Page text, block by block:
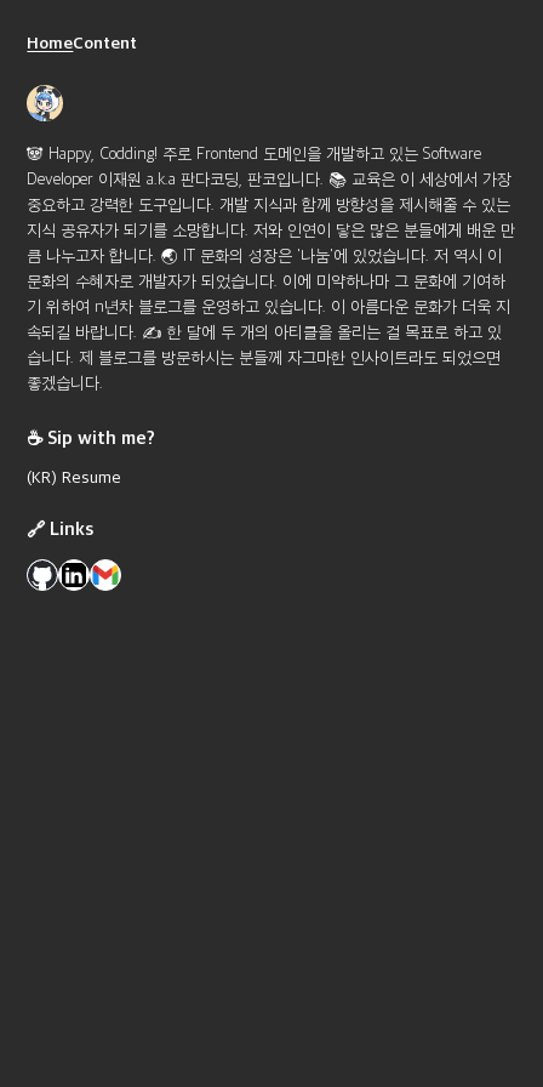
HomeContent
🐼 Happy, Codding! 주로 Frontend 도메인을 개발하고 있는 Software
Developer 이재원 a.k.a 판다코딩, 판코입니다. 📚 교육은 이 세상에서 가장
중요하고 강력한 도구입니다. 개발 지식과 함께 방향성을 제시해줄 수 있는
지식 공유자가 되기를 소망합니다. 저와 인연이 닿은 많은 분들에게 배운 만
큼 나누고자 합니다. 🌏 IT 문화의 성장은 '나눔'에 있었습니다. 저 역시 이
문화의 수혜자로 개발자가 되었습니다. 이에 미약하나마 그 문화에 기여하
기 위하여 n년차 블로그를 운영하고 있습니다. 이 아름다운 문화가 더욱 지
속되길 바랍니다. ✍️ 한 달에 두 개의 아티클을 올리는 걸 목표로 하고 있
습니다. 제 블로그를 방문하시는 분들께 자그마한 인사이트라도 되었으면
좋겠습니다.
☕️ Sip with me?
(KR) Resume
🔗 Links